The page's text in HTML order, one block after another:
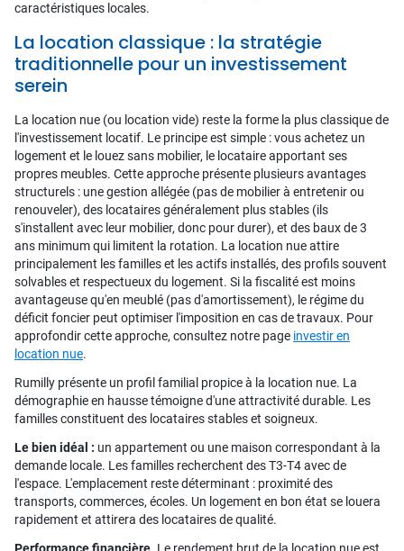
caractéristiques locales.
La location classique : la stratégie
traditionnelle pour un investissement
serein
La location nue (ou location vide) reste la forme la plus classique de
l'investissement locatif. Le principe est simple : vous achetez un
logement et le louez sans mobilier, le locataire apportant ses
propres meubles. Cette approche présente plusieurs avantages
structurels : une gestion allégée (pas de mobilier à entretenir ou
renouveler), des locataires généralement plus stables (ils
s'installent avec leur mobilier, donc pour durer), et des baux de 3
ans minimum qui limitent la rotation. La location nue attire
principalement les familles et les actifs installés, des profils souvent
solvables et respectueux du logement. Si la fiscalité est moins
avantageuse qu'en meublé (pas d'amortissement), le régime du
déficit foncier peut optimiser l'imposition en cas de travaux. Pour
approfondir cette approche, consultez notre page investir en
location nue.
Rumilly présente un profil familial propice à la location nue. La
démographie en hausse témoigne d'une attractivité durable. Les
familles constituent des locataires stables et soigneux.
Le bien idéal : un appartement ou une maison correspondant à la
demande locale. Les familles recherchent des T3-T4 avec de
l'espace. L'emplacement reste déterminant : proximité des
transports, commerces, écoles. Un logement en bon état se louera
rapidement et attirera des locataires de qualité.